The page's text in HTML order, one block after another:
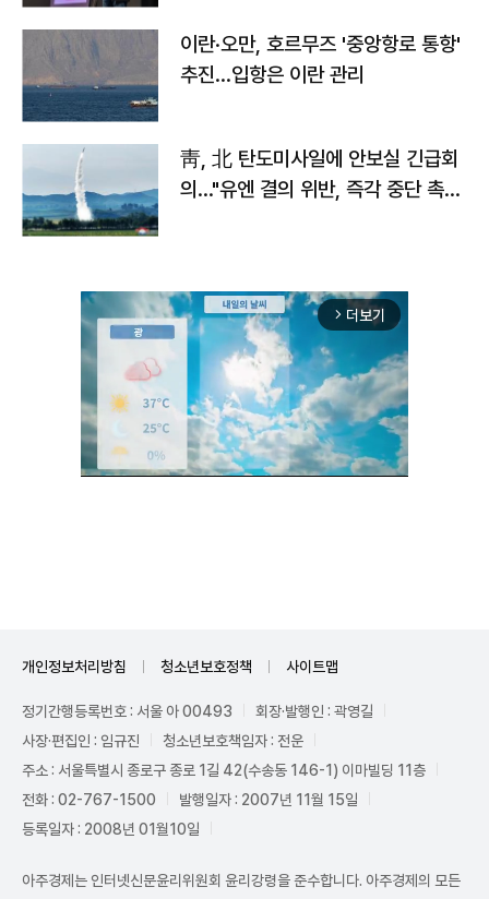
이란·오만, 호르무즈 '중앙항로 통항'
추진…입항은 이란 관리
靑, 北 탄도미사일에 안보실 긴급회
의…"유엔 결의 위반, 즉각 중단 촉
arrow_forward_ios 더보기
개인정보처리방침 청소년보호정책 사이트맵
정기간행등록번호 : 서울 아 00493
회장·발행인 : 곽영길
사장·편집인 : 임규진
청소년보호책임자 : 전운
주소 : 서울특별시 종로구 종로 1길 42(수송동 146-1) 이마빌딩 11층
전화 : 02-767-1500
발행일자 : 2007년 11월 15일
등록일자 : 2008년 01월10일
아주경제는 인터넷신문윤리위원회 윤리강령을 준수합니다. 아주경제의 모든